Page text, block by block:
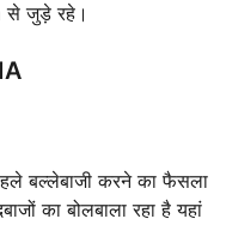
जुड़े रहे।
बल्लेबाजी करने का फैसला
का बोलबाला रहा है यहां